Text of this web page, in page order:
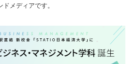
メディアです。